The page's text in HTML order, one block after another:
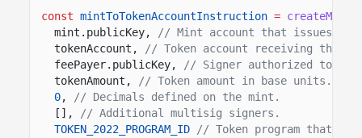
const mintToTokenAccountInstruction =
mint.publicKey,
// Mint account that issues the
tokenAccount,
// Token account receiving the
feePayer.publicKey,
// Signer authorized to
tokenAmount,
// Token amount in base units.
0,
// Decimals defined on the mint.
[],
// Additional multisig signers.
TOKEN_2022_PROGRAM_ID
// Token program that